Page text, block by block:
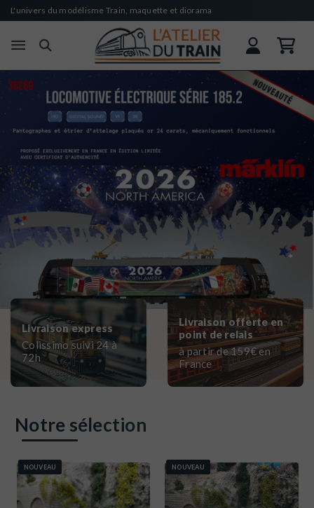
L'univers du modélisme Train, maquette et diorama
Livraison express
Colissimo suivi 24 à
72h
Livraison offerte en
point de relais
à partir de 159€ en
France
Notre sélection
NOUVEAU NOUVEAU